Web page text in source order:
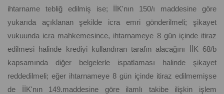
ihtarname tebliğ edilmiş ise; İİK'nın 150/ı maddesine göre
yukarıda açıklanan şekilde icra emri gönderilmeli; şikayet
vukuunda icra mahkemesince, ihtarnameye 8 gün içinde itiraz
edilmesi halinde krediyi kullandıran tarafın alacağını İİK 68/b
kapsamında diğer belgelerle ispatlaması halinde şikayet
reddedilmeli; eğer ihtarnameye 8 gün içinde itiraz edilmemişse
de İİK'nın 149.maddesine göre ilamlı takibe ilişkin işlem